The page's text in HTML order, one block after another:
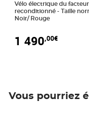
Vélo électrique du
reconditionné - Taille normale -
Noir/ Rouge
1 490,00€
Vous pourriez